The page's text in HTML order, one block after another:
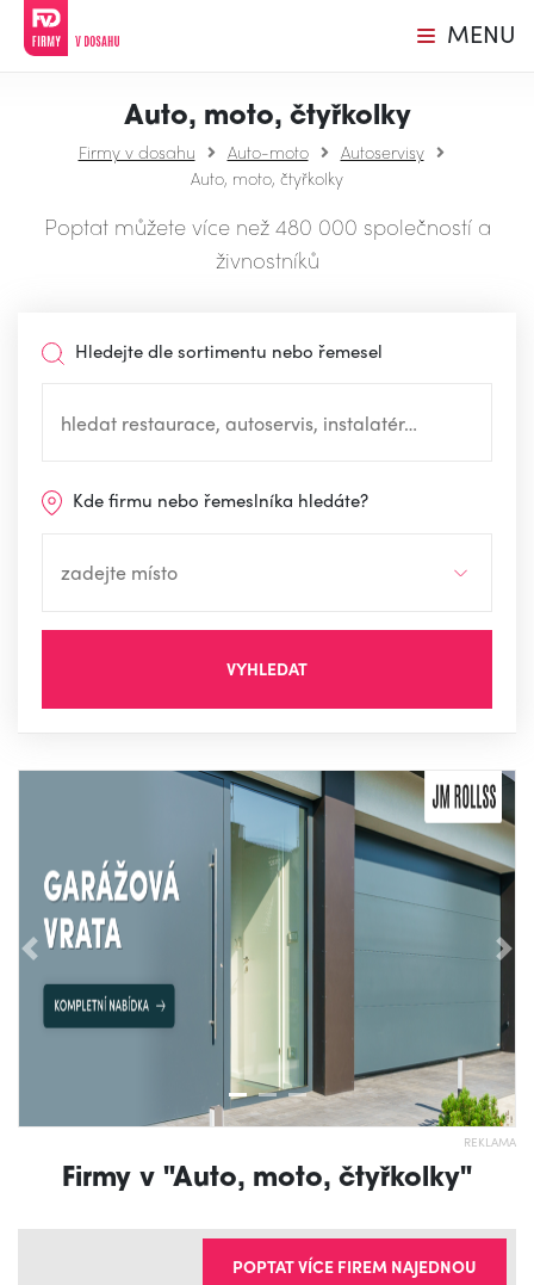
MENU
Auto, moto, čtyřkolky
Firmy v dosahu Auto-moto
Autoservisy
Auto, moto, čtyřkolky
Poptat můžete více než 480 000 společností a
živnostníků
Hledejte dle sortimentu nebo řemesel
Kde firmu nebo řemeslníka hledáte?
VYHLEDAT
Předchozí
REKLAMA
Firmy v "Auto, moto, čtyřkolky"
POPTAT VÍCE FIREM NAJEDNOU